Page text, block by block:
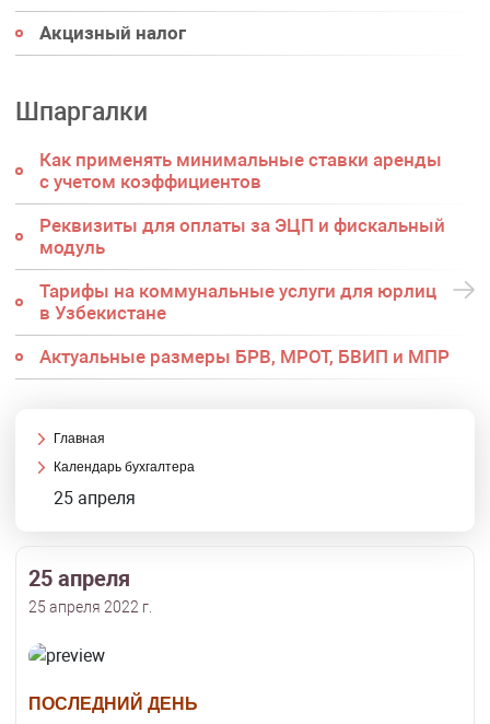
Акцизный налог
Шпаргалки
Как применять минимальные ставки аренды
с учетом коэффициентов
Реквизиты для оплаты за ЭЦП и фискальный
модуль
Тарифы на коммунальные услуги для юрлиц
в Узбекистане
Актуальные размеры БРВ, МРОТ, БВИП и МПР
Главная
Календарь бухгалтера
25 апреля
25 апреля
25 апреля 2022 г.
ПОСЛЕДНИЙ ДЕНЬ